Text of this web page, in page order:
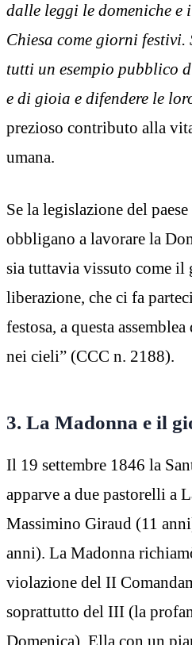
dalle leggi le domeniche
Chiesa come giorni
tutti un esempio pubblico
e di gioia e difendere le
prezioso contributo alla
umana.
Se la legislazione del
obbligano a lavorare la
sia tuttavia vissuto come il
liberazione, che ci fa
festosa, a questa
nei cieli” (CCC n. 2188).
3. La Madonna e il
Il 19 settembre 1846 la
apparve a due pastorelli a
Massimino Giraud (11
anni). La Madonna
violazione del II
soprattutto del III (la
Domenica). Ella con un